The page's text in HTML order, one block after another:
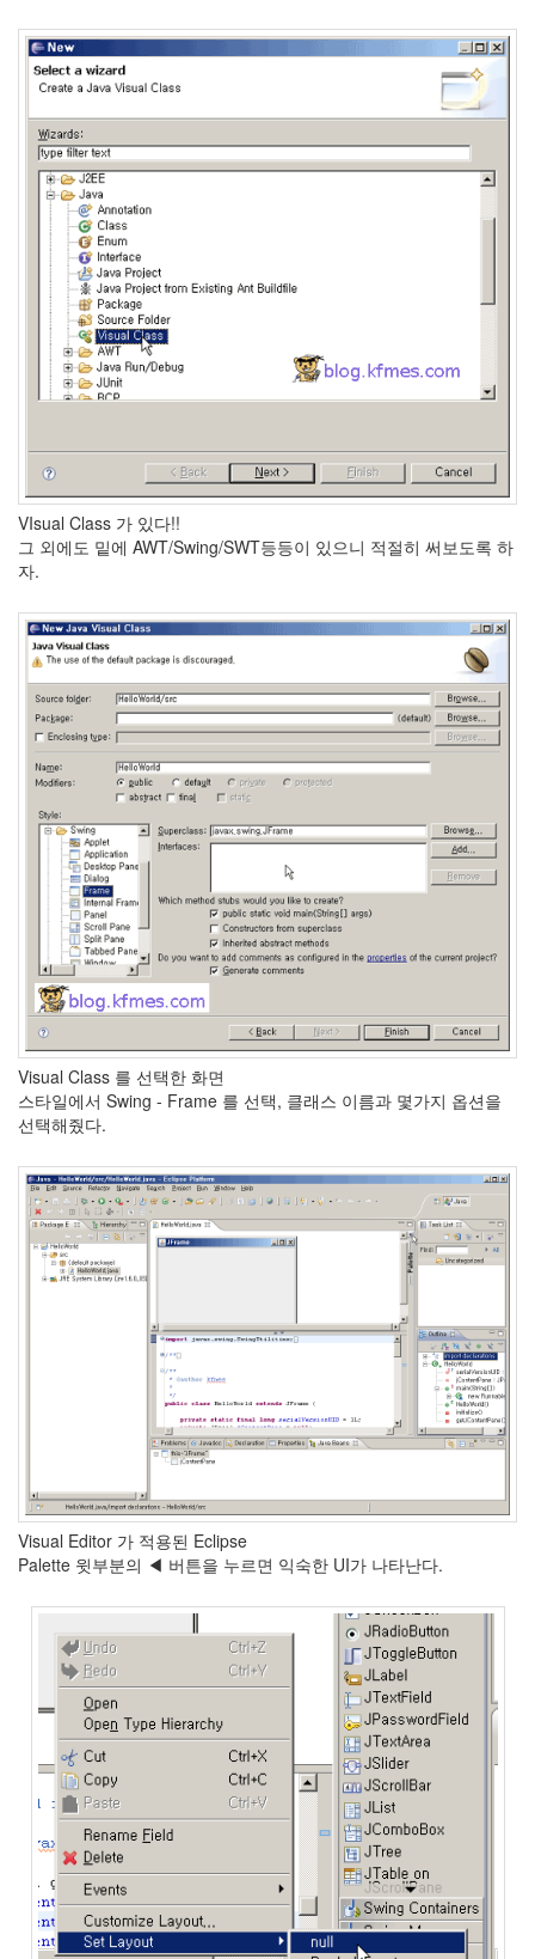
VIsual Class 가 있다!!
그 외에도 밑에 AWT/Swing/SWT등등이 있으니 적절히 써보도록 하
자.
Visual Class 를 선택한 화면
스타일에서 Swing - Frame 를 선택, 클래스 이름과 몇가지 옵션을
선택해줬다.
Visual Editor 가 적용된 Eclipse
Palette 윗부분의 ◀ 버튼을 누르면 익숙한 UI가 나타난다.